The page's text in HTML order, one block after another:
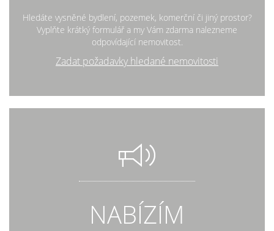
Hledáte vysněné bydlení, pozemek, komerční či jiný prostor?
Vyplňte krátký formulář a my Vám zdarma nalezneme
odpovídající nemovitost.
Zadat požadavky hledané nemovitosti
NABÍZÍM